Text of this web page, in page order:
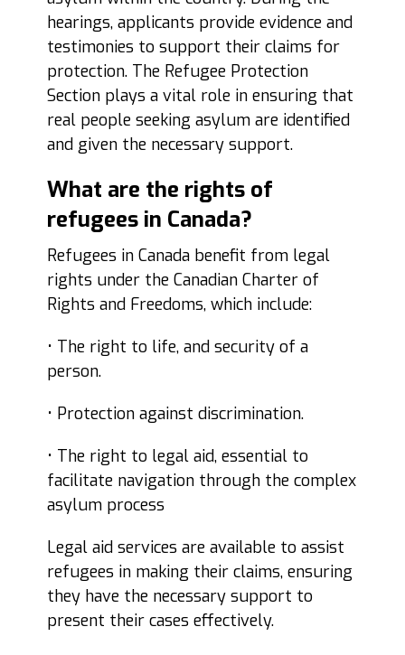
hearings, applicants provide evidence and
testimonies to support their claims for
protection. The Refugee Protection
Section plays a vital role in ensuring that
real people seeking asylum are identified
and given the necessary support.
What are the rights of
refugees in Canada?
Refugees in Canada benefit from legal
rights under the Canadian Charter of
Rights and Freedoms, which include:
• The right to life, and security of a
person.
• Protection against discrimination.
• The right to legal aid, essential to
facilitate navigation through the complex
asylum process
Legal aid services are available to assist
refugees in making their claims, ensuring
they have the necessary support to
present their cases effectively.